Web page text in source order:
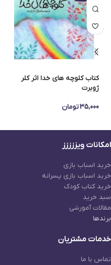
کتاب کلوچه های خدا اثر کلر
ژوبرت
35,000تومان
امکانات ویززززز
خرید اسباب بازی
خرید اسباب بازی پسرانه
خرید کتاب کودک
سبد خرید
مقالات آمورشی
برندها
خدمات مشتریان
تماس با ما